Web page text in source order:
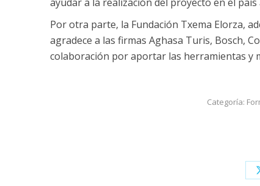
Por otra parte, la Fundación Txema Elorza,
agradece a las firmas Aghasa Turis, Bosch,
colaboración por aportar las herramientas y
Categoría: